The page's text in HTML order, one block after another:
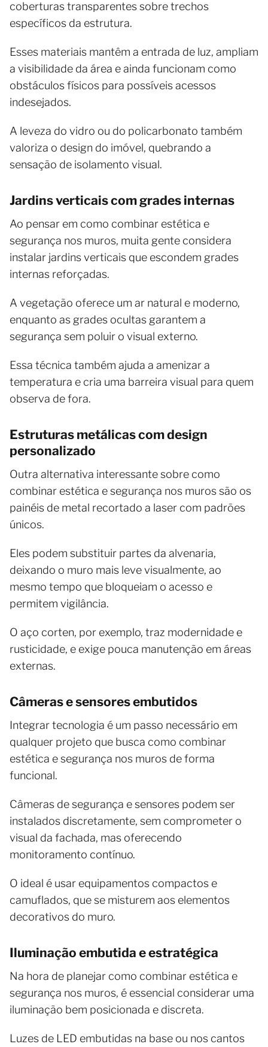
coberturas transparentes sobre trechos
específicos da estrutura.
Esses materiais mantêm a entrada de luz, ampliam
a visibilidade da área e ainda funcionam como
obstáculos físicos para possíveis acessos
indesejados.
A leveza do vidro ou do policarbonato também
valoriza o design do imóvel, quebrando a
sensação de isolamento visual.
Jardins verticais com grades internas
Ao pensar em como combinar estética e
segurança nos muros, muita gente considera
instalar jardins verticais que escondem grades
internas reforçadas.
A vegetação oferece um ar natural e moderno,
enquanto as grades ocultas garantem a
segurança sem poluir o visual externo.
Essa técnica também ajuda a amenizar a
temperatura e cria uma barreira visual para quem
observa de fora.
Estruturas metálicas com design
personalizado
Outra alternativa interessante sobre como
combinar estética e segurança nos muros são os
painéis de metal recortado a laser com padrões
únicos.
Eles podem substituir partes da alvenaria,
deixando o muro mais leve visualmente, ao
mesmo tempo que bloqueiam o acesso e
permitem vigilância.
O aço corten, por exemplo, traz modernidade e
rusticidade, e exige pouca manutenção em áreas
externas.
Câmeras e sensores embutidos
Integrar tecnologia é um passo necessário em
qualquer projeto que busca como combinar
estética e segurança nos muros de forma
funcional.
Câmeras de segurança e sensores podem ser
instalados discretamente, sem comprometer o
visual da fachada, mas oferecendo
monitoramento contínuo.
O ideal é usar equipamentos compactos e
camuflados, que se misturem aos elementos
decorativos do muro.
Iluminação embutida e estratégica
Na hora de planejar como combinar estética e
segurança nos muros, é essencial considerar uma
iluminação bem posicionada e discreta.
Luzes de LED embutidas na base ou nos cantos